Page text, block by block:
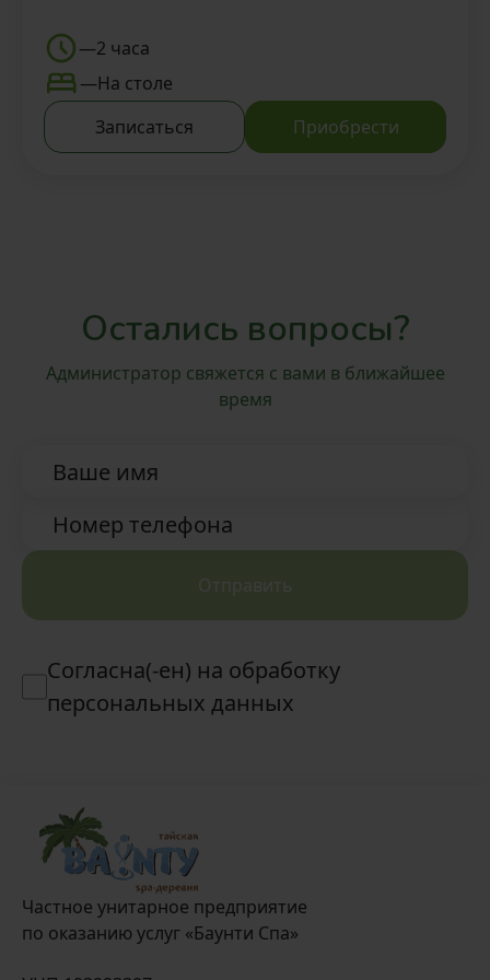
деревней BAUNTY и Мастером
Скрабирование тела 20 мин
Обертывание тела 20 минут
Традиционный тайский oil-
—2 часа
—На столе
Записаться
Приобрести
Остались вопросы?
Администратор свяжется с вами в ближайшее
время
Ваше имя
Номер телефона
Отправить
Согласна(-ен) на обработку
персональных данных
Частное унитарное предприятие
по оказанию услуг «Баунти Спа»